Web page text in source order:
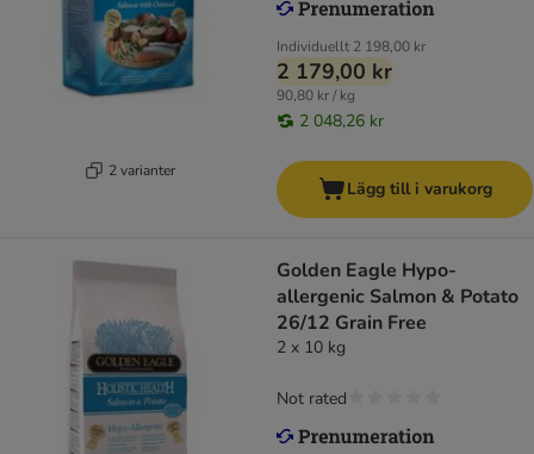
2 varianter
Individuellt 2 198,00 kr
2 179,00 kr
90,80 kr / kg
2 048,26 kr
Lägg till i varukorg
Golden Eagle Hypo-
allergenic Salmon & Potato
26/12 Grain Free
2 x 10 kg
Not rated